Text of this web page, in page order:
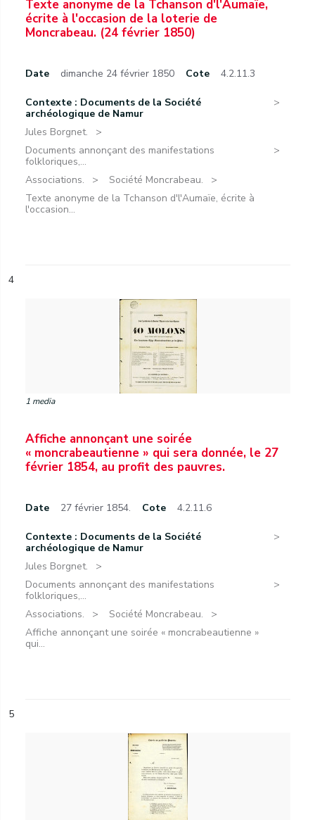
Texte anonyme de la Tchanson d'l'Aumaïe,
écrite à l'occasion de la loterie de
Moncrabeau. (24 février 1850)
Date dimanche 24 février 1850 Cote 4.2.11.3
Contexte : Documents de la Société
archéologique de Namur
Jules Borgnet.
Documents annonçant des manifestations
folkloriques,...
Associations.
Société Moncrabeau.
Texte anonyme de la Tchanson d'l'Aumaïe, écrite à
l'occasion...
4
1 media
Affiche annonçant une soirée
« moncrabeautienne » qui sera donnée, le 27
février 1854, au profit des pauvres.
Date 27 février 1854. Cote 4.2.11.6
Contexte : Documents de la Société
archéologique de Namur
Jules Borgnet.
Documents annonçant des manifestations
folkloriques,...
Associations.
Société Moncrabeau.
Affiche annonçant une soirée « moncrabeautienne »
qui...
5